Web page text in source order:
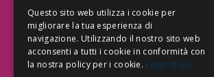
Responsabilità Civile
Contrattualistica
Questo sito web utilizza i cookie per
migliorare la tua esperienza di
navigazione. Utilizzando il nostro sito web
acconsenti a tutti i cookie in conformità con
la nostra policy per i cookie. Leggi di più